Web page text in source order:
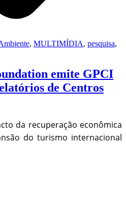
, MULTIMÍDIA, pesquisa,
emite GPCI
de Centros
da recuperação econômica
do turismo internacional